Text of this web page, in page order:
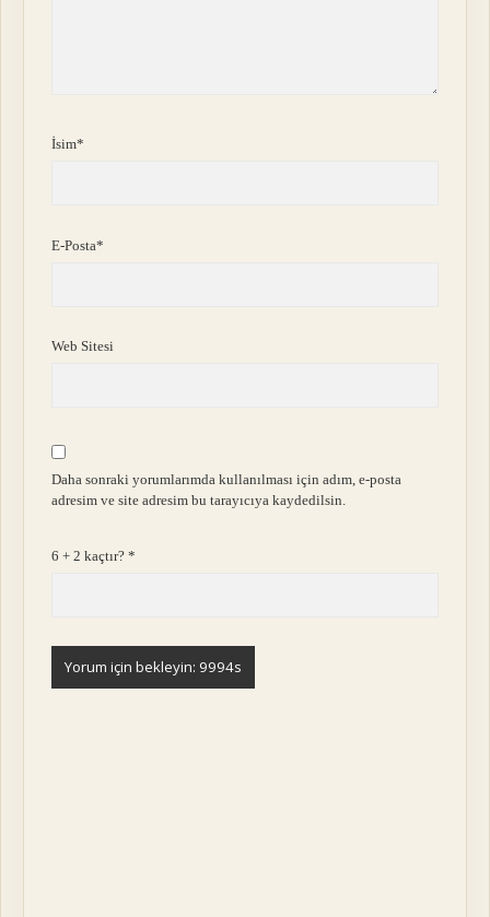
İsim*
E-Posta*
Web Sitesi
Daha sonraki yorumlarımda kullanılması için adım, e-posta
adresim ve site adresim bu tarayıcıya kaydedilsin.
6 + 2 kaçtır?*